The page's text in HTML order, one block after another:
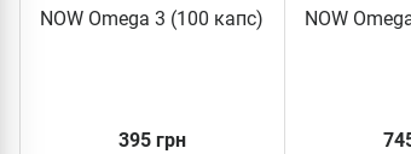
NOW Omega 3 (100 капс)
395 грн
NOW